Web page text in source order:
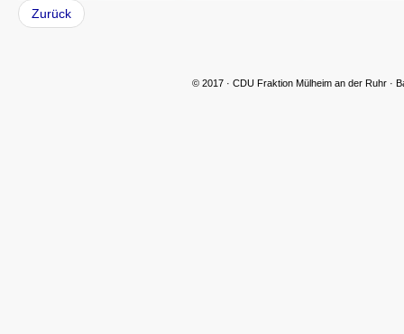
Zurück
© 2017 · CDU Fraktion Mülheim an der Ruhr ·